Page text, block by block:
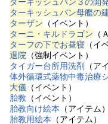
ターキッシュバン母艦の
ターザン （イベント）
ターニ・キルドラゴン （
ターフの下でお昼寝 （イ
退院 （強制イベント）
タイガー台所用洗剤 （ア
体外循環式薬物中毒治療
大儀 （イベント）
胎教 （イベント）
胎教向け絵本 （アイテム）
胎教用絵本 （アイテム）